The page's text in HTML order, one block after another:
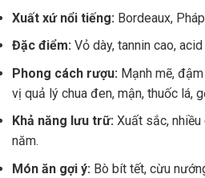
Xuất xứ nổi tiếng: Bordeaux,
Đặc điểm: Vỏ dày, tannin cao,
Phong cách rượu: Mạnh mẽ,
vị quả lý chua đen, mận, thuốc lá,
Khả năng lưu trữ: Xuất sắc,
năm.
Món ăn gợi ý: Bò bít tết, cừu